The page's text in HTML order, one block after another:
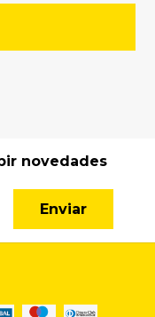
novedades
Enviar